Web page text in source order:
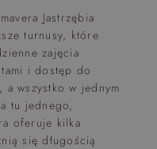
Jastrzębia
turnusy, które
zajęcia
i dostęp do
wszystko w jednym
tu jednego,
oferuje kilka
się długością